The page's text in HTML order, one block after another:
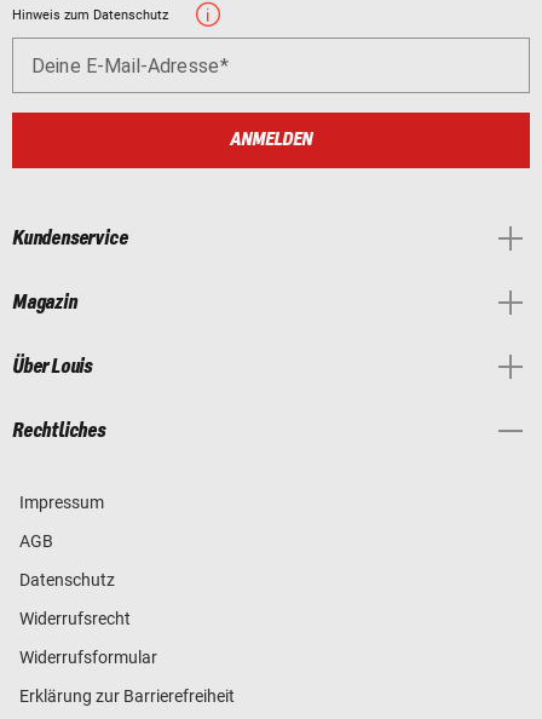
Hinweis zum Datenschutz
Deine E-Mail-Adresse
ANMELDEN
Kundenservice
Magazin
Über Louis
Rechtliches
Impressum
AGB
Datenschutz
Widerrufsrecht
Widerrufsformular
Erklärung zur Barrierefreiheit